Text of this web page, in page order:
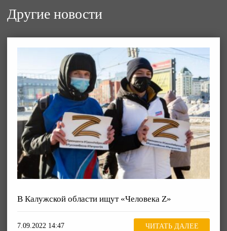
Другие новости
В Калужской области ищут «Человека Z»
7.09.2022 14:47 ЧИТАТЬ ДАЛЕЕ